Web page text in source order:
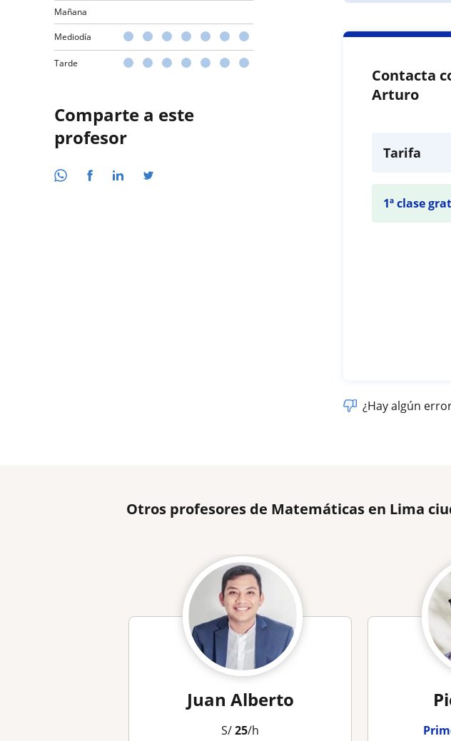
Mañana
Mediodía
Tarde
Comparte a este
profesor
Contacta
Arturo
Tarifa
1ª clase
¿Hay algún
Otros profesores de Matemáticas en Lima
Juan Alberto
S/25/h